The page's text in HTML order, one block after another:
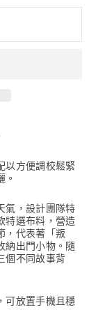
以方便調校鬆緊
。
氣，設計團隊特
特選布料，營造
，代表著「叛
納出門小物。隨
個不同故事背
可放置手機且穩